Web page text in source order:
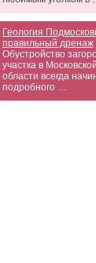
Геология
правильный дренаж
Обустройство
участка в Московской
области всегда
подробного …